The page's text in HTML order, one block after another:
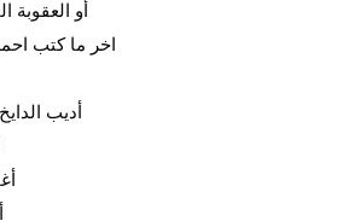
أو العقوبة
اخر ما كتب
أديب